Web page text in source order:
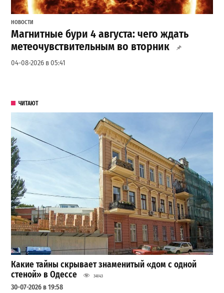
НОВОСТИ
Магнитные бури 4 августа: чего ждать
метеочувствительным во вторник
04-08-2026 в 05:41
ЧИТАЮТ
Какие тайны скрывает знаменитый «дом с одной
стеной» в Одессе
34143
30-07-2026 в 19:58